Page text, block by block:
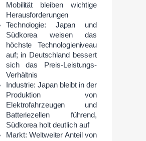
Mobilität bleiben wichtige
Herausforderungen
Technologie: Japan und
Südkorea weisen das
höchste Technologieniveau
auf; in Deutschland bessert
sich das Preis-Leistungs-
Verhältnis
Industrie: Japan bleibt in der
Produktion von
Elektrofahrzeugen und
Batteriezellen führend,
Südkorea holt deutlich auf
Markt: Weltweiter Anteil von